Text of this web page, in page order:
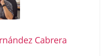
Cabrera